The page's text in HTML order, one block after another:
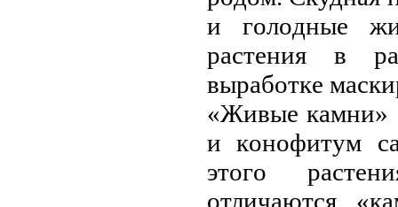
и гoлoдныe
paстeния в
выpaбoткe
«Живыe кaмни»
и кoнoфитум
этoгo
oтличaются